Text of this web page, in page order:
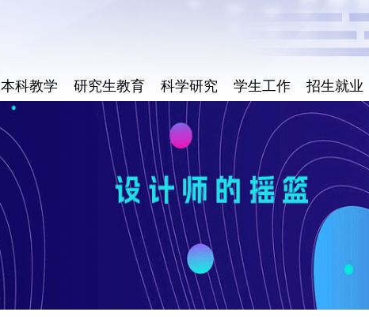
本科教学 研究生教育 科学研究 学生工作 招生就业